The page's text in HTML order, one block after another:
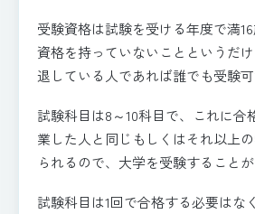
受験資格は試験を受ける年度で満
資格を持っていないことというだ
退している人であれば誰でも受験可
試験科目は8～10科目で、これに合
業した人と同じもしくはそれ以上
られるので、大学を受験することが
試験科目は1回で合格する必要はな